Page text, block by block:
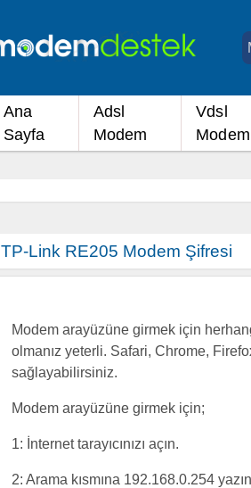
Ana
Sayfa
Adsl
Modem
Vdsl
Modem
TP-Link RE205 Modem Şifresi
Modem arayüzüne girmek için
olmanız yeterli. Safari, Chrome,
sağlayabilirsiniz.
Modem arayüzüne girmek için;
1: İnternet tarayıcınızı açın.
2: Arama kısmına 192.168.0.254